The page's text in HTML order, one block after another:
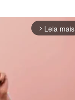
arrow_forward_ios Leia mais